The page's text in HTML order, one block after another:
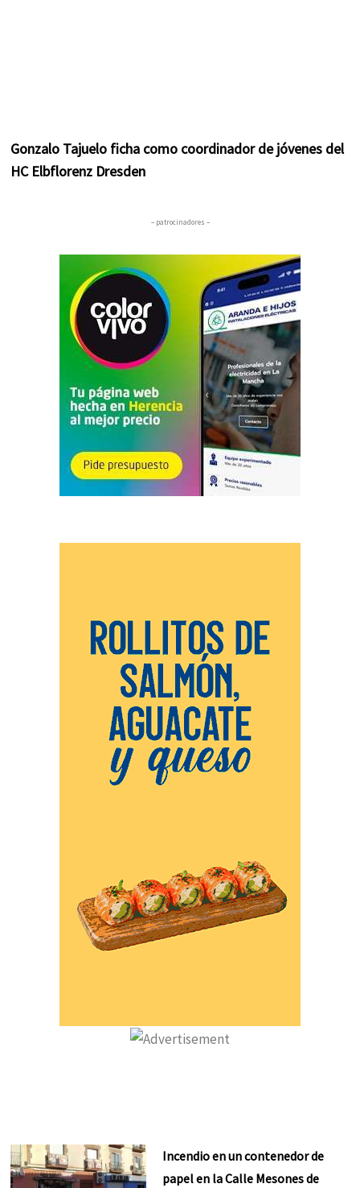
Gonzalo Tajuelo ficha como coordinador de jóvenes del
HC Elbflorenz Dresden
– patrocinadores –
Incendio en un contenedor de
papel en la Calle Mesones de